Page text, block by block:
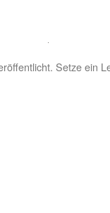
Setze ein